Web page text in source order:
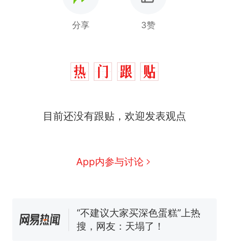
分享 3赞
目前还没有跟贴，欢迎发表观点
App内参与讨论
热
那个在床头放菜刀的女孩，
交5060元才肯搬上楼！女子傻
佛山一中学招聘物理教师，笔
试前13名均遭淘汰？教育局：
“不建议大家买深色蛋糕”上热
搜，网友：天塌了！